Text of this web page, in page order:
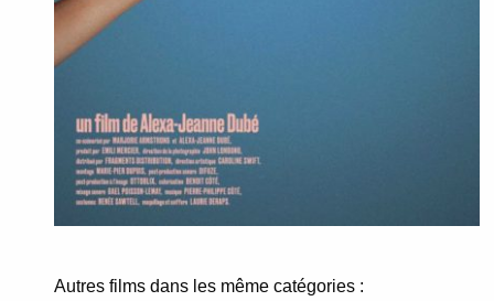
Autres films dans les même catégories :